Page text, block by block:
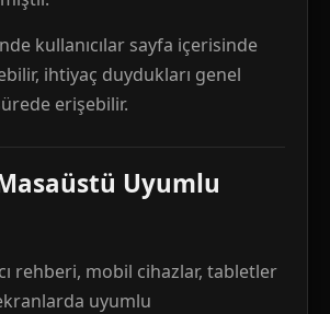
kullanıcılar sayfa içerisinde
ihtiyaç duydukları genel
erişebilir.
Uyumlu
rehberi, mobil cihazlar, tabletler
uyumlu